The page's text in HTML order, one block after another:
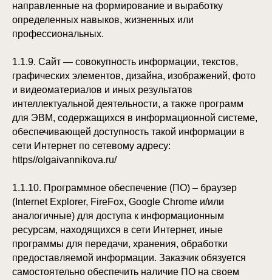
направленные на формирование и выработку
определенных навыков, жизненных или
профессиональных.
1.1.9. Сайт — совокупность информации, текстов,
графических элементов, дизайна, изображений, фото
и видеоматериалов и иных результатов
интеллектуальной деятельности, а также программ
для ЭВМ, содержащихся в информационной системе,
обеспечивающей доступность такой информации в
сети Интернет по сетевому адресу:
https//olgaivannikova.ru/
1.1.10. Программное обеспечение (ПО) – браузер
(Internet Explorer, FireFox, Google Chrome и/или
аналогичные) для доступа к информационным
ресурсам, находящихся в сети Интернет, иные
программы для передачи, хранения, обработки
предоставляемой информации. Заказчик обязуется
самостоятельно обеспечить наличие ПО на своем